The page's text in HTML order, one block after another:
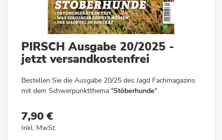
Anfang
der
springen
PIRSCH Ausgabe 20/2025 -
jetzt versandkostenfrei
Bestellen Sie die Ausgabe 20/25 des Jagd Fachmagazins
mit dem Schwerpunktthema "Stöberhunde".
7,90 €
Inkl. MwSt.